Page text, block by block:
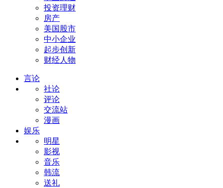
投资理财
房产
美国股市
中小企业
起步创新
财经人物
言论
社论
评论
交流站
漫画
娱乐
明星
影视
音乐
韩流
送礼